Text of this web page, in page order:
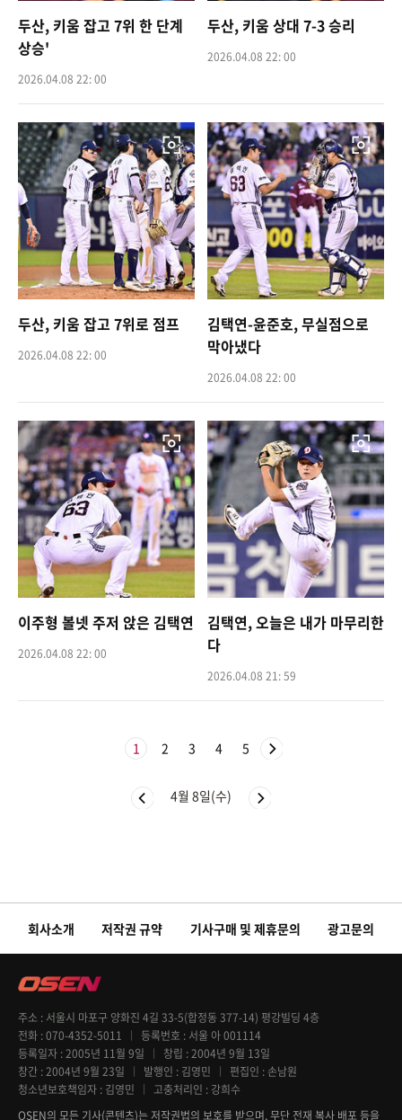
두산, 키움 잡고 7위 한 단계
상승'
2026.04.08 22: 00
두산, 키움 상대 7-3 승리
2026.04.08 22: 00
두산, 키움 잡고 7위로 점프
2026.04.08 22: 00
김택연-윤준호, 무실점으로
막아냈다
2026.04.08 22: 00
이주형 볼넷 주저 앉은 김택연
2026.04.08 22: 00
김택연, 오늘은 내가 마무리한
다
2026.04.08 21: 59
1 2 3 4 5
4월 8일(수)
회사소개 저작권 규약 기사구매 및 제휴문의 광고문의
주소
서울시 마포구 양화진 4길 33-5(합정동 377-14) 평강빌딩 4층
전화 070-4352-5011 등록번호
서울 아 001114
등록일자 2005년 11월 9일 창립 2004년 9월 13일
창간 2004년 9월 23일 발행인 김영민 편집인
손남원
청소년보호책임자 김영민 고충처리인
강희수
OSEN의 모든 기사(콘텐츠)는 저작권법의 보호를 받으며, 무단 전재 복사 배포 등을